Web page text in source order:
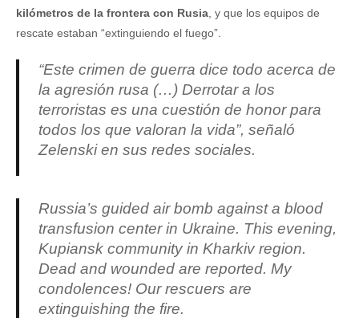
kilómetros de la frontera con Rusia , y que los equipos de
rescate estaban “extinguiendo el fuego”.
“Este crimen de guerra dice todo acerca de
la agresión rusa (…) Derrotar a los
terroristas es una cuestión de honor para
todos los que valoran la vida”, señaló
Zelenski en sus redes sociales.
Russia’s guided air bomb against a blood
transfusion center in Ukraine. This evening,
Kupiansk community in Kharkiv region.
Dead and wounded are reported. My
condolences! Our rescuers are
extinguishing the fire.